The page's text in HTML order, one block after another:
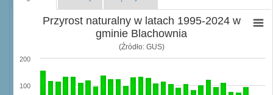
Przyrost naturalny w latach 1995-2024 w
gminie Blachownia
(Źródło: GUS)
100
200